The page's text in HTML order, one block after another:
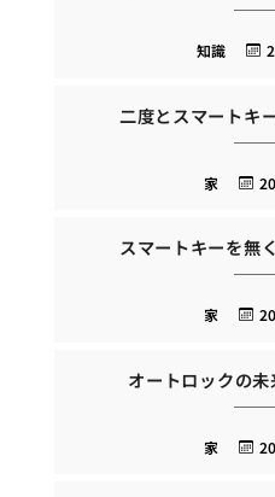
知識
二度とスマートキ
家
スマートキーを無
家
オートロックの
家